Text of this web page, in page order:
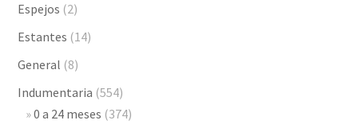
Espejos (2)
Estantes (14)
General (8)
Indumentaria (554)
0 a 24 meses (374)